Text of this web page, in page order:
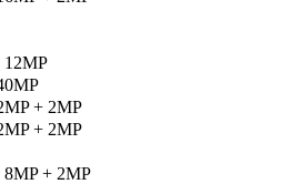
12MP
+ 2MP
+ 2MP
8MP + 2MP